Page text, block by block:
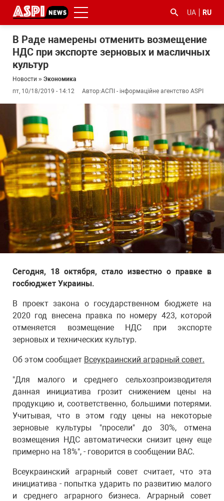
UA RU
В Раде намерены отменить возмещение
НДС при экспорте зерновых и масличных
культур
Новости » Экономика
пт, 10/18/2019 - 14:12
Автор:АСПІ - інформаційне агентство ASPI
Сегодня, 18 октября, стало известно о правке в
госбюджет Украины.
В проект закона о государственном бюджете на
2020 год внесена правка по номеру 423, которой
отменяется возмещение НДС при экспорте
зерновых и технических культур.
Об этом сообщает Всеукраинский аграрный совет.
"Для малого и среднего сельхозпроизводителя
данная инициатива грозит снижением цены на
продукцию и, соответственно, большими потерями.
Учитывая, что в этом году цены на некоторые
зерновые культуры "просели" до 30%, отмена
возмещения НДС автоматически снизит цену еще
примерно на 18%", - говорится в сообщении ВАС.
Всеукраинский аграрный совет считает, что эта
инициатива - попытка ударить по развитию малого
и среднего аграрного бизнеса. Аграрный совет
#ООС
#боротьба
з
корупцією
#коронавірус